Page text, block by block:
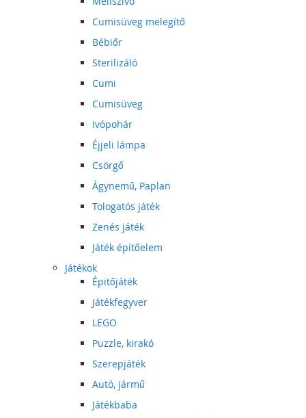
Cumisüveg melegítő
Bébiőr
Sterilizáló
Cumi
Cumisüveg
Ivópohár
Éjjeli lámpa
Csörgő
Ágynemű, Paplan
Tologatós játék
Zenés játék
Játék építőelem
Játékok
Épitőjáték
Játékfegyver
LEGO
Puzzle, kirakó
Szerepjáték
Autó, jármű
Játékbaba